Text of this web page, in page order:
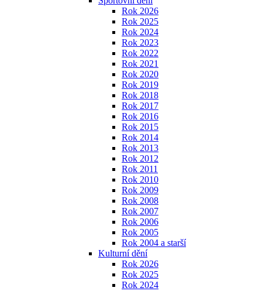
Rok 2026
Rok 2025
Rok 2024
Rok 2023
Rok 2022
Rok 2021
Rok 2020
Rok 2019
Rok 2018
Rok 2017
Rok 2016
Rok 2015
Rok 2014
Rok 2013
Rok 2012
Rok 2011
Rok 2010
Rok 2009
Rok 2008
Rok 2007
Rok 2006
Rok 2005
Rok 2004 a starší
Kulturní dění
Rok 2026
Rok 2025
Rok 2024